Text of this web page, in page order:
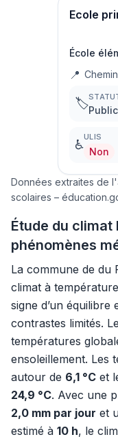
Ecole
École
📍
🏷️Public
♿
ULIS
Non
Données extraites de
scolaires –
Étude du
phénomènes
La commune de du
climat à
signe d’un équilibre
contrastes limités.
températures
ensoleillement. Les
autour de 6,1 °C et
24,9 °C. Avec une
2,0 mm par jour et
estimé à 10 h, le